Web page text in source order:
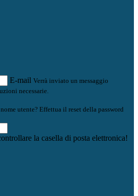
E-mail Verrà inviato un messaggio
necessarie.
utente? Effettua il reset della password
la casella di posta elettronica!